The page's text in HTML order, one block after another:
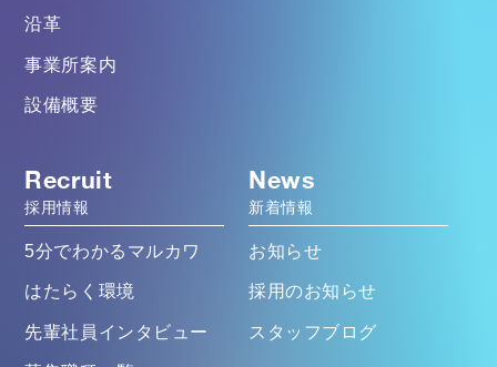
沿革
事業所案内
設備概要
Recruit
採用情報
5分でわかるマルカワ
はたらく環境
先輩社員インタビュー
News
新着情報
お知らせ
採用のお知らせ
スタッフブログ